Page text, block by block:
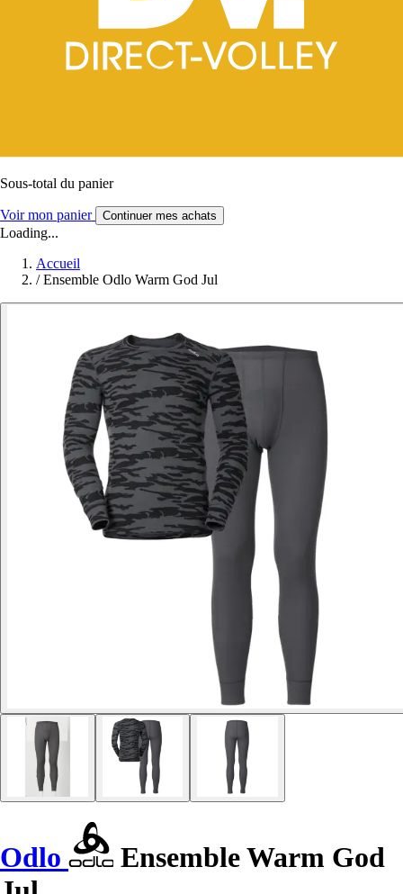
Sous-total du panier
Voir mon panier Continuer mes achats
Loading...
Accueil
/ Ensemble Odlo Warm God Jul
Odlo
Ensemble Warm God